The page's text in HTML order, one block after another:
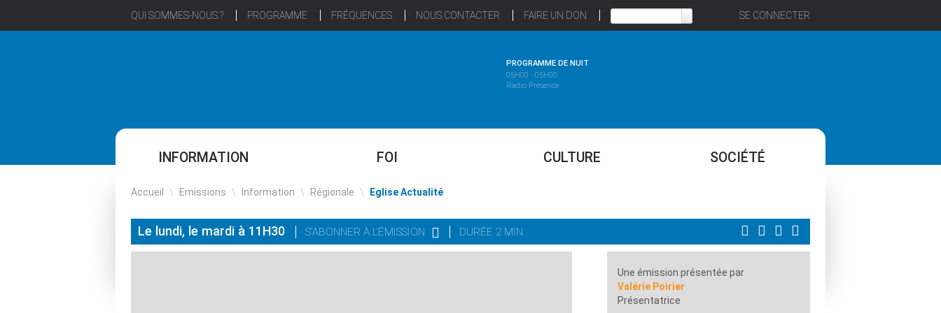
QUI SOMMES-NOUS ? PROGRAMME FRÉQUENCES NOUS CONTACTER FAIRE UN DON SE CONNECTER
PROGRAMME DE NUIT
05H00 - 05H00
Radio Présence
INFORMATION FOI CULTURE SOCIÉTÉ
Accueil \ Emissions \ Information \ Régionale \ Eglise Actualité
Le lundi, le mardi à 11H30 S'ABONNER À L'ÉMISSION DURÉE 2 MIN
Une émission présentée par
Valérie Poirier
Présentatrice